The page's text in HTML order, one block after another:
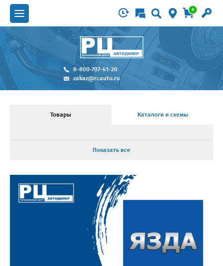
0
8-800-707-61-20
zakaz@rcauto.ru
Товары Каталоги и схемы
Показать все